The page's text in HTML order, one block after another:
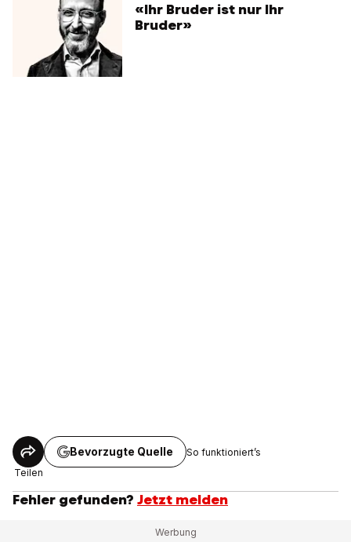
«Ihr Bruder ist nur Ihr
Bruder»
Teilen
Bevorzugte Quelle So funktioniert’s
Fehler gefunden? Jetzt melden